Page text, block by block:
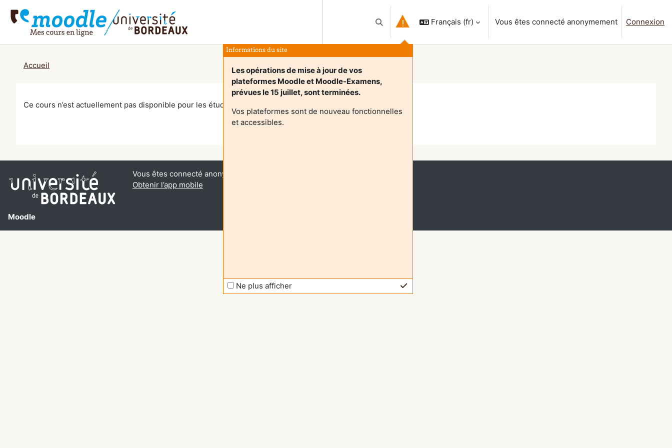
Activer/désactiver la saisie de recherche
Informations du site
Les opérations de mise à jour de vos
plateformes Moodle et Moodle-Examens,
prévues le 15 juillet, sont terminées.
Vos plateformes sont de nouveau fonctionnelles
et accessibles.
Ne plus afficher
Français ‎(fr)‎ Vous êtes connecté anonymement Connexion
Accueil
Ce cours n’est actuellement pas disponible pour les étudiants
Moodle
Vous êtes connecté anonymement (
Obtenir l’app mobile